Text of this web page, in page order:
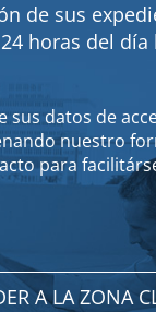
de sus
horas del
sus datos de
nuestro
para
A LA ZONA